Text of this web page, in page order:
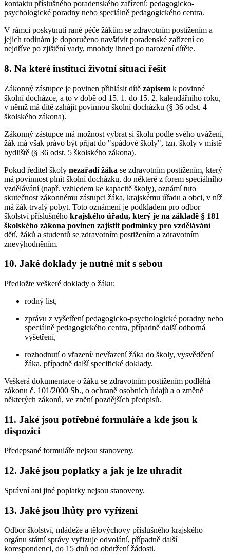
kontaktu příslušného poradenského zařízení: pedagogicko-
psychologické poradny nebo speciálně pedagogického centra.
V rámci poskytnutí rané péče žákům se zdravotním postižením a
jejich rodinám je doporučeno navštívit poradenské zařízení co
nejdříve po zjištění vady, mnohdy ihned po narození dítěte.
8. Na které instituci životní situaci řešit
Zákonný zástupce je povinen přihlásit dítě zápisem k povinné
školní docházce, a to v době od 15. 1. do 15. 2. kalendářního roku,
v němž má dítě zahájit povinnou školní docházku (§ 36 odst. 4
školského zákona).
Zákonný zástupce má možnost vybrat si školu podle svého uvážení,
žák má však právo být přijat do "spádové školy", tzn. školy v místě
bydliště (§ 36 odst. 5 školského zákona).
Pokud ředitel školy nezařadí žáka se zdravotním postižením, který
má povinnost plnit školní docházku, do některé z forem speciálního
vzdělávání (např. vzhledem ke kapacitě školy), oznámí tuto
skutečnost zákonnému zástupci žáka, krajskému úřadu a obci, v níž
má žák trvalý pobyt. Toto oznámení je podkladem pro odbor
školství příslušného krajského úřadu, který je na základě § 181
školského zákona povinen zajistit podmínky pro vzdělávání
dětí, žáků a studentů se zdravotním postižením a zdravotním
znevýhodněním.
10. Jaké doklady je nutné mít s sebou
Předložte veškeré doklady o žáku:
rodný list,
zprávu z vyšetření pedagogicko-psychologické poradny nebo
speciálně pedagogického centra, případně další odborná
vyšetření,
rozhodnutí o vřazení/ nevřazení žáka do školy, vysvědčení
žáka, případně další specifické doklady.
Veškerá dokumentace o žáku se zdravotním postižením podléhá
zákonu č. 101/2000 Sb., o ochraně osobních údajů a o změně
některých zákonů, ve znění pozdějších předpisů.
11. Jaké jsou potřebné formuláře a kde jsou k
dispozici
Předepsané formuláře nejsou stanoveny.
12. Jaké jsou poplatky a jak je lze uhradit
Správní ani jiné poplatky nejsou stanoveny.
13. Jaké jsou lhůty pro vyřízení
Odbor školství, mládeže a tělovýchovy příslušného krajského
orgánu státní správy vyřizuje odvolání, případně další
korespondenci, do 15 dnů od obdržení žádosti.